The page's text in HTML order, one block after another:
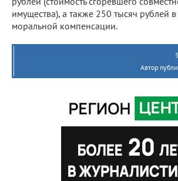
имущества), а также 250 тысяч рублей в
моральной компенсации.
Автор